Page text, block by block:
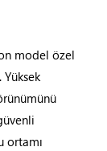
model özel
ortamı